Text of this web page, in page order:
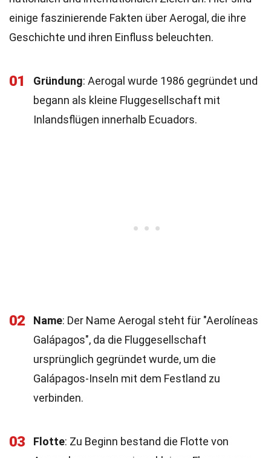
einige faszinierende Fakten über Aerogal, die ihre
Geschichte und ihren Einfluss beleuchten.
01 Gründung: Aerogal wurde 1986 gegründet und
begann als kleine Fluggesellschaft mit
Inlandsflügen innerhalb Ecuadors.
02 Name: Der Name Aerogal steht für "Aerolíneas
Galápagos", da die Fluggesellschaft
ursprünglich gegründet wurde, um die
Galápagos-Inseln mit dem Festland zu
verbinden.
03 Flotte: Zu Beginn bestand die Flotte von